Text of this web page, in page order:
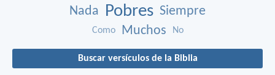
Nada Pobres Siempre
Como Muchos No
Buscar versículos de la Biblia